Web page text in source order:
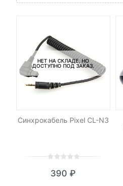
НЕТ НА СКЛАДЕ, НО
ДОСТУПНО ПОД ЗАКАЗ.
Синхрокабель Pixel CL-N3
out
390 ₽